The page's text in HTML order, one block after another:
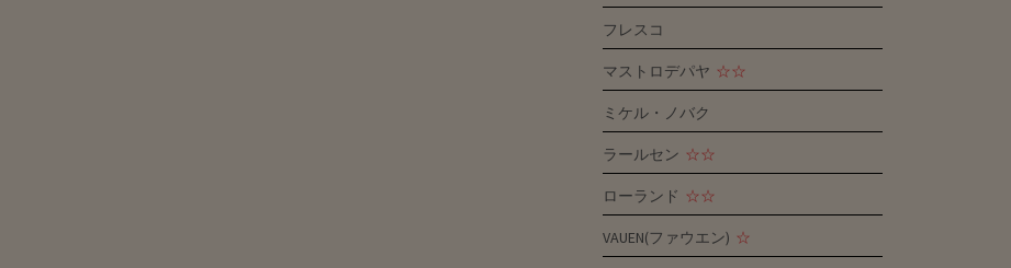
フレスコ
マストロデパヤ ☆☆
ミケル・ノバク
ラールセン ☆☆
ローランド ☆☆
VAUEN(ファウエン) ☆